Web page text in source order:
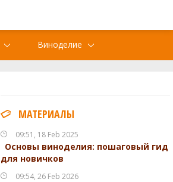
Виноделие
МАТЕРИАЛЫ
09:51, 18 Feb 2025
Основы виноделия: пошаговый гид
для новичков
09:54, 26 Feb 2026